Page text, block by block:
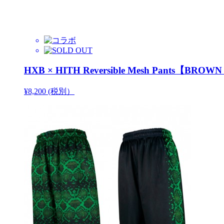
HXB × HITH Reversible Mesh Pants【BROWN
¥8,200 (税別）